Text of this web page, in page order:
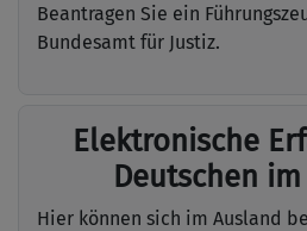
Beantragen Sie ein
Bundesamt für Justiz.
Elektronische
Deutschen
Hier können sich im Ausland